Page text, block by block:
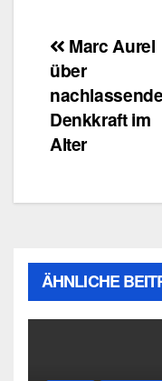
Marc Aurel
über
nachlassende
Denkkraft im
Alter
ÄHNLICHE